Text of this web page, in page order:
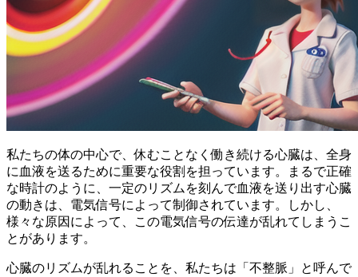
私たちの体の中心で、休むことなく働き続ける心臓は、全身
に血液を送るために重要な役割を担っています。まるで正確
な時計のように、一定のリズムを刻んで血液を送り出す心臓
の動きは、電気信号によって制御されています。しかし、
様々な原因によって、この電気信号の伝達が乱れてしまうこ
とがあります。
心臓のリズムが乱れることを、私たちは「不整脈」と呼んで